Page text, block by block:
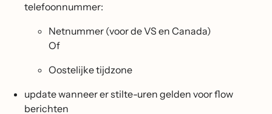
telefoonnummer:
Netnummer (voor de VS en Canada)
Of
Oostelijke tijdzone
update wanneer er stilte-uren gelden voor flow
berichten